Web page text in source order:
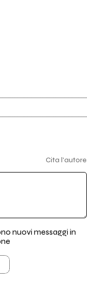
Cita l'autore
nuovi messaggi in